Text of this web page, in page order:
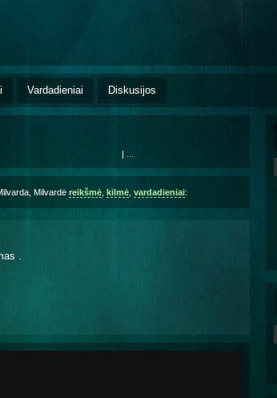
Vardadieniai Diskusijos
|
Milvardė reikšmė kilmė vardadieniai: